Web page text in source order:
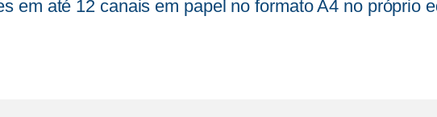
em até 12 canais em papel no formato A4 no próprio